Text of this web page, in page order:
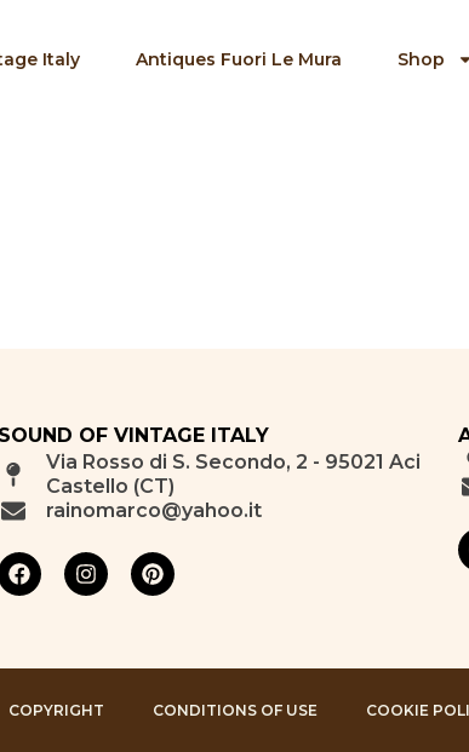
Italy Antiques Fuori Le Mura Shop
SOUND OF VINTAGE ITALY
Via Rosso di S. Secondo, 2 - 95021 Aci
Castello (CT)
rainomarco@yahoo.it
COPYRIGHT CONDITIONS OF USE COOKIE